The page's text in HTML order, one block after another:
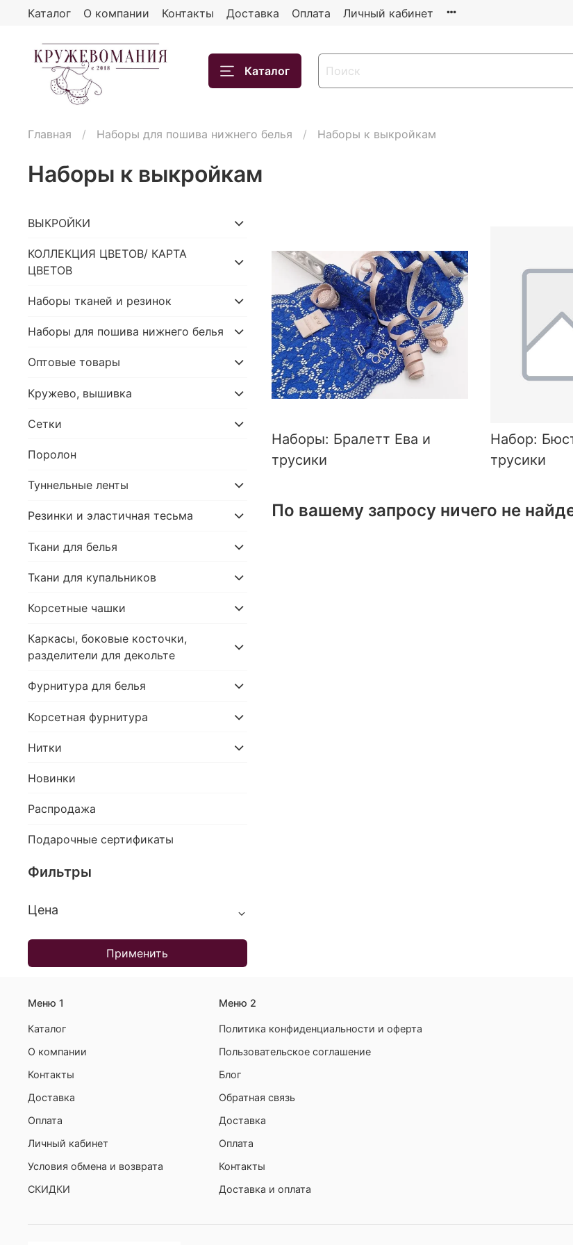
Каталог О компании Контакты Доставка Оплата Личный кабинет
Каталог
Главная Наборы для пошива нижнего белья Наборы к выкройкам
Наборы к выкройкам
Наборы: Бралетт Ева и
трусики
Набор:
трусики
По вашему запросу ничего не
ВЫКРОЙКИ
КОЛЛЕКЦИЯ ЦВЕТОВ/ КАРТА
ЦВЕТОВ
Наборы тканей и резинок
Наборы для пошива нижнего белья
Оптовые товары
Кружево, вышивка
Сетки
Поролон
Туннельные ленты
Резинки и эластичная тесьма
Ткани для белья
Ткани для купальников
Корсетные чашки
Каркасы, боковые косточки,
разделители для декольте
Фурнитура для белья
Корсетная фурнитура
Нитки
Новинки
Распродажа
Подарочные сертификаты
Фильтры
Цена
Применить
Меню 1
Каталог
О компании
Контакты
Доставка
Оплата
Личный кабинет
Условия обмена и возврата
СКИДКИ
Меню 2
Политика конфиденциальности и оферта
Пользовательское соглашение
Блог
Обратная связь
Доставка
Оплата
Контакты
Доставка и оплата